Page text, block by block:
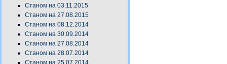
Станом на 03.11.2015
Станом на 27.08.2015
Станом на 08.12.2014
Станом на 30.09.2014
Станом на 27.08.2014
Станом на 28.07.2014
Станом на 25.07.2014